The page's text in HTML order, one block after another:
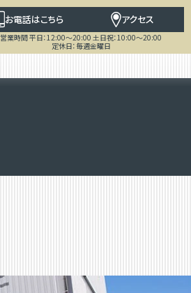
お電話はこちら アクセス
営業時間 平日：12:00～20:00 土日祝：10:00～20:00
定休日：毎週金曜日